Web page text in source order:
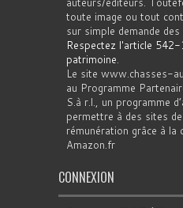
toute image ou tout
sur simple demande
Respectez l'article 542-
patrimoine
Le site www.chasses-
au Programme
S.à r.l., un programme
permettre à des sites
rémunération grâce à la
Amazon.fr
CONNEXION